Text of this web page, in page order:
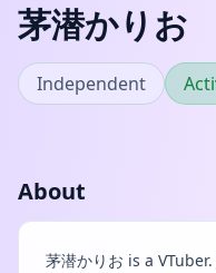
茅潜かりお
Independent
About
茅潜かりお is a